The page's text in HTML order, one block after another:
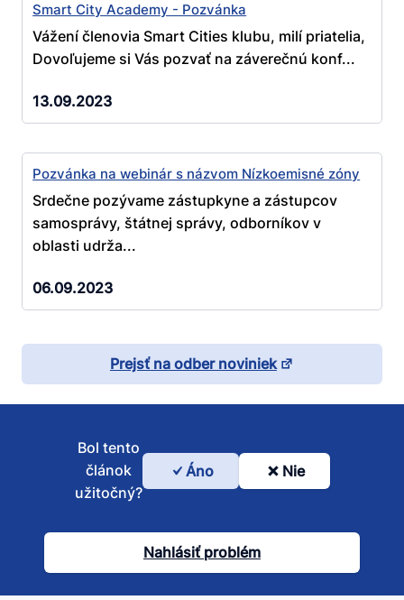
Smart City Academy - Pozvánka
Vážení členovia Smart Cities klubu, milí priatelia,
Dovoľujeme si Vás pozvať na záverečnú konf...
13.09.2023
Pozvánka na webinár s názvom Nízkoemisné zóny
Srdečne pozývame zástupkyne a zástupcov
samosprávy, štátnej správy, odborníkov v
oblasti udrža...
06.09.2023
Prejsť na odber noviniek
Bol
článok
užitočný?
Bol tento
článok
užitočný?
Áno Nie
Nahlásiť problém